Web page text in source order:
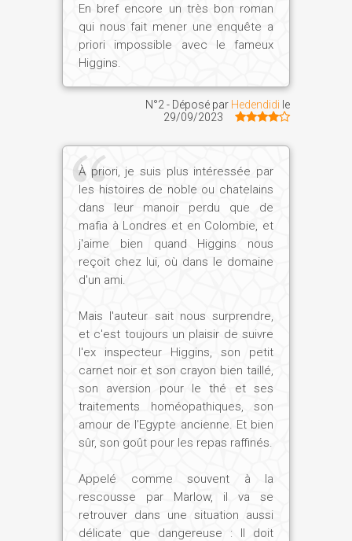
En bref encore un très bon roman
qui nous fait mener une enquête a
priori impossible avec le fameux
Higgins.
N°2 - Déposé par Hedendidi le
29/09/2023
À priori, je suis plus intéressée par
les histoires de noble ou chatelains
dans leur manoir perdu que de
mafia à Londres et en Colombie, et
j'aime bien quand Higgins nous
reçoit chez lui, où dans le domaine
d'un ami.
Mais l'auteur sait nous surprendre,
et c'est toujours un plaisir de suivre
l'ex inspecteur Higgins, son petit
carnet noir et son crayon bien taillé,
son aversion pour le thé et ses
traitements homéopathiques, son
amour de l'Egypte ancienne. Et bien
sûr, son goût pour les repas raffinés.
Appelé comme souvent à la
rescousse par Marlow, il va se
retrouver dans une situation aussi
délicate que dangereuse : Il doit